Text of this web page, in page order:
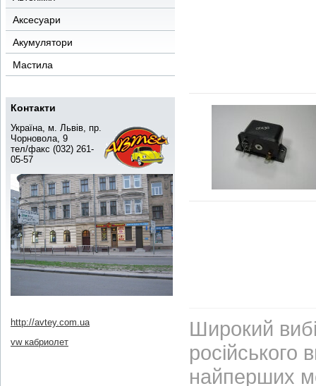
Аксесуари
Акумулятори
Мастила
Контакти
Україна, м. Львів, пр.
Чорновола, 9
тел/факс (032) 261-
05-57
http://avtey.com.ua
vw кабриолет
Широкий
найперших